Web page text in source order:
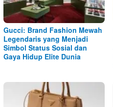
Gucci: Brand Fashion Mewah
Legendaris yang Menjadi
Simbol Status Sosial dan
Gaya Hidup Elite Dunia